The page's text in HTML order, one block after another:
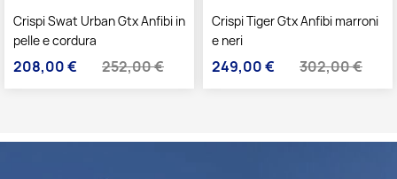
Crispi Swat Urban Gtx Anfibi in
pelle e cordura
Prezzo
208,00 € Prezzo base
252,00 €
Crispi Tiger Gtx Anfibi marroni
e neri
Prezzo
249,00 € Prezzo base
302,00 €